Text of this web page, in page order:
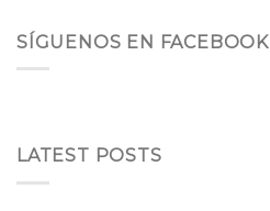
SÍGUENOS EN FACEBOOK
LATEST POSTS